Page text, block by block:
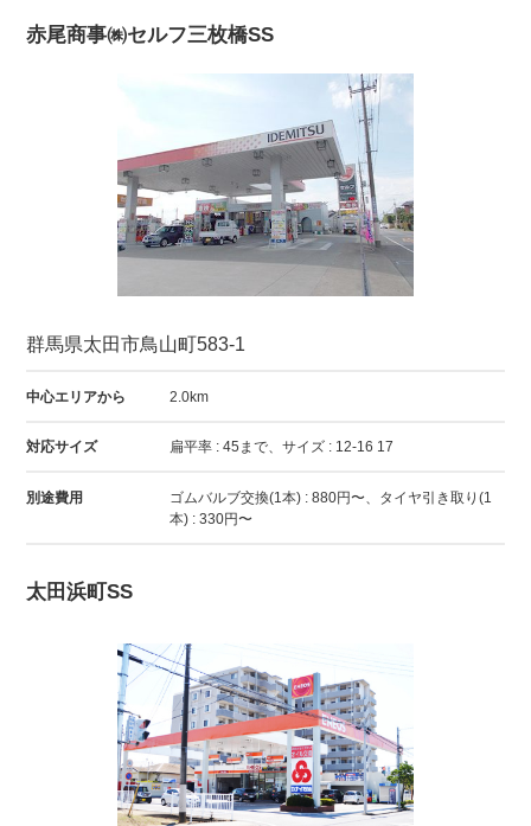
赤尾商事㈱セルフ三枚橋SS
群馬県太田市鳥山町583-1
中心エリアから 2.0km
対応サイズ 扁平率 : 45まで、サイズ : 12-16 17
別途費用
ゴムバルブ交換(1本) : 880円〜、タイヤ引き取り(1
本) : 330円〜
太田浜町SS